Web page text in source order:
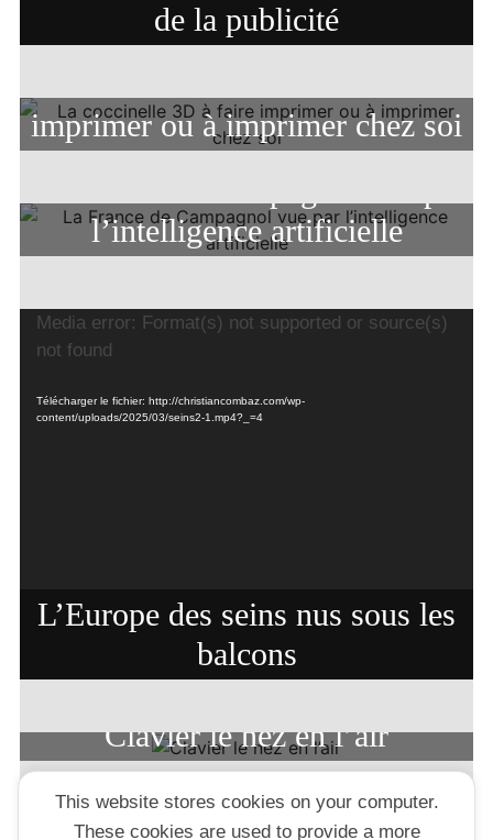
de la publicité
imprimer ou à imprimer chez soi
l’intelligence artificielle
Lecteur
Media error: Format(s) not supported or source(s)
not found
Télécharger le fichier: http://christiancombaz.com/wp-
content/uploads/2025/03/seins2-1.mp4?_=4
L’Europe des seins nus sous les
balcons
Clavier le nez en l’air
Rebarbe à Campagnol
This website stores cookies on your computer.
These cookies are used to provide a more